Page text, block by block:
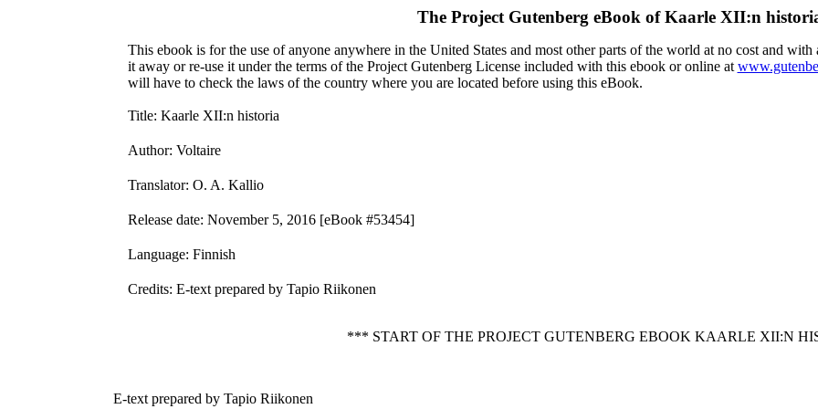
The Project Gutenberg eBook ofKaarle XII:n
This ebook is for the use of anyone anywhere in the United States and most other parts of the world at no cost and
it away or re-use it under the terms of the Project Gutenberg License included with this ebook or online at
will have to check the laws of the country where you are located before using this eBook.
Title: Kaarle XII:n historia
Author: Voltaire
Translator: O. A. Kallio
Release date: November 5, 2016 [eBook #53454]
Language: Finnish
Credits: E-text prepared by Tapio Riikonen
*** START OF THE PROJECT GUTENBERG EBOOK KAARLE XII:N
E-text prepared by Tapio Riikonen